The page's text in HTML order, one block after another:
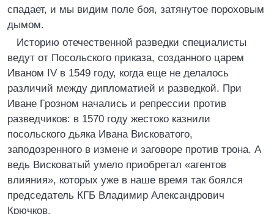
спадает, и мы видим поле боя, затянутое пороховым
дымом.
Историю отечественной разведки специалисты
ведут от Посольского приказа, созданного царем
Иваном IV в 1549 году, когда еще не делалось
различий между дипломатией и разведкой. При
Иване Грозном начались и репрессии против
разведчиков: в 1570 году жестоко казнили
посольского дьяка Ивана Висковатого,
заподозренного в измене и заговоре против трона. А
ведь Висковатый умело приобретал «агентов
влияния», которых уже в наше время так боялся
председатель КГБ Владимир Александрович
Крючков.